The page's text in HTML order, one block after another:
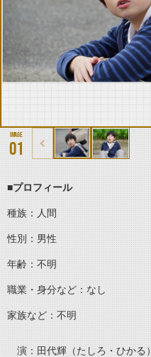
01
■プロフィール
種族：人間
性別：男性
年齢：不明
職業・身分など：なし
家族など：不明
演：田代輝（たしろ・ひかる）